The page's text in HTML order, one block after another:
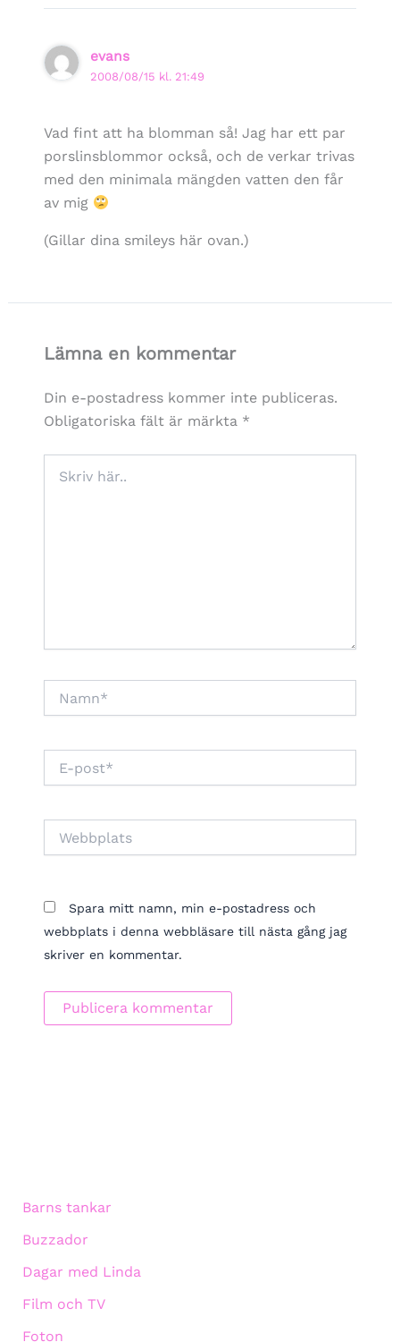
evans
2008/08/15 kl. 21:49
Vad fint att ha blomman så! Jag har ett par
porslinsblommor också, och de verkar trivas
med den minimala mängden vatten den får
av mig
(Gillar dina smileys här ovan.)
Lämna en kommentar
Din e-postadress kommer inte publiceras.
Obligatoriska fält är märkta *
här..
post*
Spara mitt namn, min e-postadress och
webbplats i denna webbläsare till nästa gång jag
skriver en kommentar.
Barns tankar
Buzzador
Dagar med Linda
Film och TV
Foton